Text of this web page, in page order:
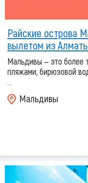
Райские острова
вылетом из
Мальдивы — это более
пляжами, бирюзовой
...
Мальдивы